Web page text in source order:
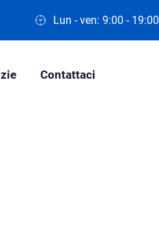
Lun - ven: 9:00 - 19:00
Contattaci